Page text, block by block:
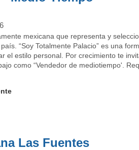
mexicana que representa y
“Soy Totalmente Palacio” es una
el estilo personal. Por crecimiento te
como “Vendedor de mediotiempo'.
Las Fuentes